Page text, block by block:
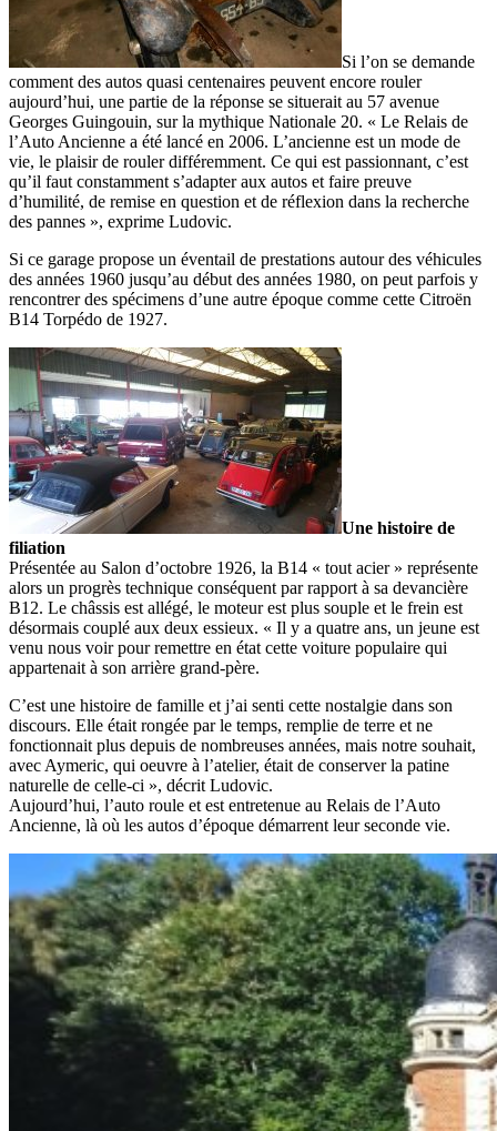
Si l’on se demande
comment des autos quasi centenaires peuvent encore rouler
aujourd’hui, une partie de la réponse se situerait au 57 avenue
Georges Guingouin, sur la mythique Nationale 20. « Le Relais de
l’Auto Ancienne a été lancé en 2006. L’ancienne est un mode de
vie, le plaisir de rouler différemment. Ce qui est passionnant, c’est
qu’il faut constamment s’adapter aux autos et faire preuve
d’humilité, de remise en question et de réflexion dans la recherche
des pannes », exprime Ludovic.
Si ce garage propose un éventail de prestations autour des véhicules
des années 1960 jusqu’au début des années 1980, on peut parfois y
rencontrer des spécimens d’une autre époque comme cette Citroën
B14 Torpédo de 1927.
Une histoire de
filiation
Présentée au Salon d’octobre 1926, la B14 « tout acier » représente
alors un progrès technique conséquent par rapport à sa devancière
B12. Le châssis est allégé, le moteur est plus souple et le frein est
désormais couplé aux deux essieux. « Il y a quatre ans, un jeune est
venu nous voir pour remettre en état cette voiture populaire qui
appartenait à son arrière grand-père.
C’est une histoire de famille et j’ai senti cette nostalgie dans son
discours. Elle était rongée par le temps, remplie de terre et ne
fonctionnait plus depuis de nombreuses années, mais notre souhait,
avec Aymeric, qui oeuvre à l’atelier, était de conserver la patine
naturelle de celle-ci », décrit Ludovic.
Aujourd’hui, l’auto roule et est entretenue au Relais de l’Auto
Ancienne, là où les autos d’époque démarrent leur seconde vie.